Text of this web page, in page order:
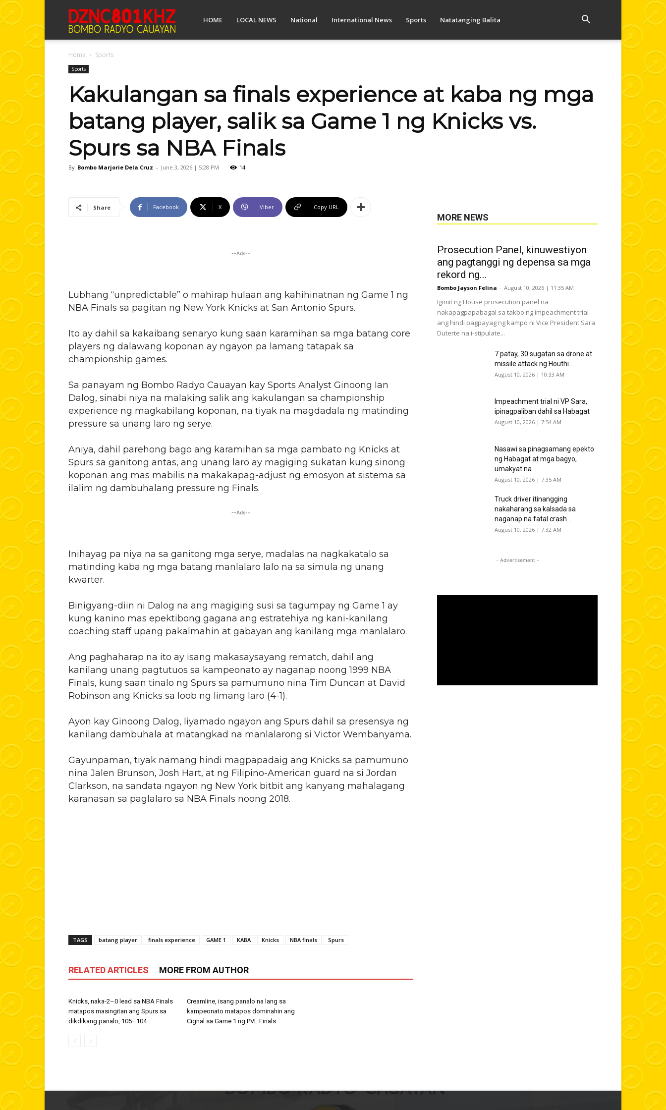
Bombo
Cauayan
HOME LOCAL NEWS National International News Sports Natatanging Balita
Home Sports
Sports
Kakulangan sa finals experience at kaba ng mga
batang player, salik sa Game 1 ng Knicks vs.
Spurs sa NBA Finals
By Bombo Marjorie Dela Cruz - June 3, 2026 | 5:28 PM 14
Share Facebook X Viber Copy URL
--Ads--
Lubhang “unpredictable” o mahirap hulaan ang kahihinatnan ng Game 1 ng
NBA Finals sa pagitan ng New York Knicks at San Antonio Spurs.
Ito ay dahil sa kakaibang senaryo kung saan karamihan sa mga batang core
players ng dalawang koponan ay ngayon pa lamang tatapak sa
championship games.
Sa panayam ng Bombo Radyo Cauayan kay Sports Analyst Ginoong Ian
Dalog, sinabi niya na malaking salik ang kakulangan sa championship
experience ng magkabilang koponan, na tiyak na magdadala ng matinding
pressure sa unang laro ng serye.
Aniya, dahil parehong bago ang karamihan sa mga pambato ng Knicks at
Spurs sa ganitong antas, ang unang laro ay magiging sukatan kung sinong
koponan ang mas mabilis na makakapag-adjust ng emosyon at sistema sa
ilalim ng dambuhalang pressure ng Finals.
--Ads--
Inihayag pa niya na sa ganitong mga serye, madalas na nagkakatalo sa
matinding kaba ng mga batang manlalaro lalo na sa simula ng unang
kwarter.
Binigyang-diin ni Dalog na ang magiging susi sa tagumpay ng Game 1 ay
kung kanino mas epektibong gagana ang estratehiya ng kani-kanilang
coaching staff upang pakalmahin at gabayan ang kanilang mga manlalaro.
Ang paghaharap na ito ay isang makasaysayang rematch, dahil ang
kanilang unang pagtutuos sa kampeonato ay naganap noong 1999 NBA
Finals, kung saan tinalo ng Spurs sa pamumuno nina Tim Duncan at David
Robinson ang Knicks sa loob ng limang laro (4-1).
Ayon kay Ginoong Dalog, liyamado ngayon ang Spurs dahil sa presensya ng
kanilang dambuhala at matangkad na manlalarong si Victor Wembanyama.
Gayunpaman, tiyak namang hindi magpapadaig ang Knicks sa pamumuno
nina Jalen Brunson, Josh Hart, at ng Filipino-American guard na si Jordan
Clarkson, na sandata ngayon ng New York bitbit ang kanyang mahalagang
karanasan sa paglalaro sa NBA Finals noong 2018.
TAGS batang player finals experience GAME 1 KABA Knicks NBA finals Spurs
RELATED ARTICLES MORE FROM AUTHOR
Knicks, naka-2–0 lead sa NBA Finals
matapos masingitan ang Spurs sa
dikdikang panalo, 105–104
Creamline, isang panalo na lang sa
kampeonato matapos dominahin ang
Cignal sa Game 1 ng PVL Finals
MORE NEWS
Prosecution Panel, kinuwestiyon
ang pagtanggi ng depensa sa mga
rekord ng...
Bombo Jayson Felina - August 10, 2026 | 11:35 AM
Iginiit ng House prosecution panel na
nakapagpapabagal sa takbo ng impeachment trial
ang hindi pagpayag ng kampo ni Vice President Sara
Duterte na i-stipulate...
7 patay, 30 sugatan sa drone at
missile attack ng Houthi...
August 10, 2026 | 10:33 AM
Impeachment trial ni VP Sara,
ipinagpaliban dahil sa Habagat
August 10, 2026 | 7:54 AM
Nasawi sa pinagsamang epekto
ng Habagat at mga bagyo,
umakyat na...
August 10, 2026 | 7:35 AM
Truck driver itinangging
nakaharang sa kalsada sa
naganap na fatal crash...
August 10, 2026 | 7:32 AM
- Advertisement -